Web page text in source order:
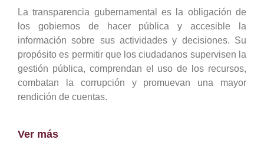
La transparencia gubernamental es la obligación de
los gobiernos de hacer pública y accesible la
información sobre sus actividades y decisiones. Su
propósito es permitir que los ciudadanos supervisen la
gestión pública, comprendan el uso de los recursos,
combatan la corrupción y promuevan una mayor
rendición de cuentas.
Ver más